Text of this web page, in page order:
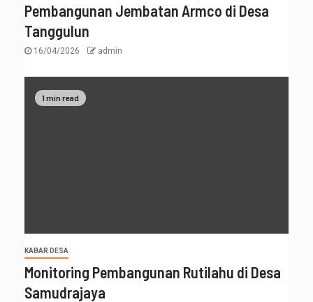
Pembangunan Jembatan Armco di Desa
Tanggulun
16/04/2026 admin
1 min read
KABAR DESA
Monitoring Pembangunan Rutilahu di Desa
Samudrajaya